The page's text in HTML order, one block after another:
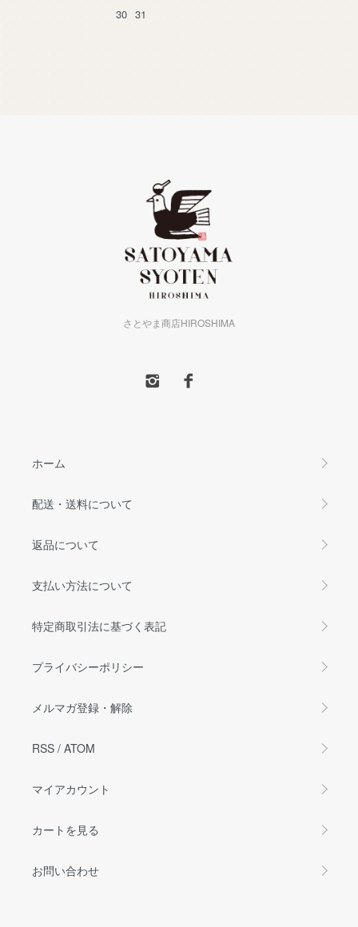
30 31
さとやま商店HIROSHIMA
ホーム
配送・送料について
返品について
支払い方法について
特定商取引法に基づく表記
プライバシーポリシー
メルマガ登録・解除
RSS / ATOM
マイアカウント
カートを見る
お問い合わせ